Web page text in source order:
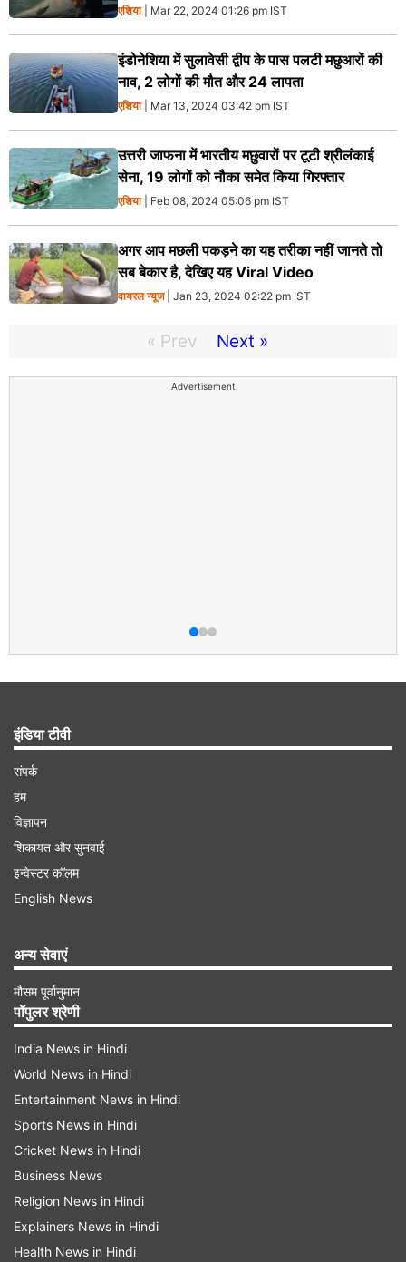
एशिया| Mar 22, 2024 01:26 pm IST
इंडोनेशिया में सुलावेसी द्वीप के पास पलटी मछुआरों की
नाव, 2 लोगों की मौत और 24 लापता
एशिया| Mar 13, 2024 03:42 pm IST
उत्तरी जाफना में भारतीय मछुवारों पर टूटी श्रीलंकाई
सेना, 19 लोगों को नौका समेत किया गिरफ्तार
एशिया| Feb 08, 2024 05:06 pm IST
अगर आप मछली पकड़ने का यह तरीका नहीं जानते तो
सब बेकार है, देखिए यह Viral Video
वायरल न्‍यूज| Jan 23, 2024 02:22 pm IST
« Prev Next »
Advertisement
इंडिया टीवी
संपर्क
हम
विज्ञापन
शिकायत और सुनवाई
इन्वेस्टर कॉलम
English News
अन्य सेवाएं
मौसम पूर्वानुमान
पॉपुलर श्रेणी
India News in Hindi
World News in Hindi
Entertainment News in Hindi
Sports News in Hindi
Cricket News in Hindi
Business News
Religion News in Hindi
Explainers News in Hindi
Health News in Hindi